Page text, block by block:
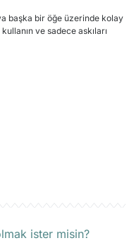
başka bir öğe üzerinde kolay
kullanın ve sadece askıları
ister misin?